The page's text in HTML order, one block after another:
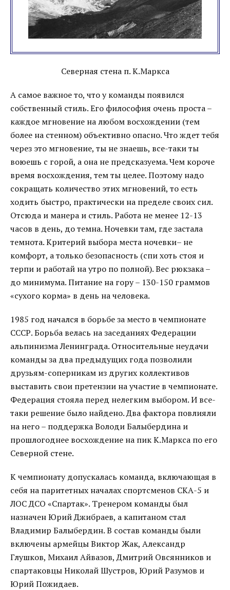
Северная стена п. К.Маркса
А самое важное то, что у команды появился
собственный стиль. Его философия очень проста –
каждое мгновение на любом восхождении (тем
более на стенном) объективно опасно. Что ждет тебя
через это мгновение, ты не знаешь, все-таки ты
воюешь с горой, а она не предсказуема. Чем короче
время восхождения, тем ты целее. Поэтому надо
сокращать количество этих мгновений, то есть
ходить быстро, практически на пределе своих сил.
Отсюда и манера и стиль. Работа не менее 12-13
часов в день, до темна. Ночевки там, где застала
темнота. Критерий выбора места ночевки– не
комфорт, а только безопасность (спи хоть стоя и
терпи и работай на утро по полной). Вес рюкзака –
до минимума. Питание на гору – 130-150 граммов
«сухого корма» в день на человека.
1985 год начался в борьбе за место в чемпионате
СССР. Борьба велась на заседаниях Федерации
альпинизма Ленинграда. Относительные неудачи
команды за два предыдущих года позволили
друзьям-соперникам из других коллективов
выставить свои претензии на участие в чемпионате.
Федерация стояла перед нелегким выбором. И все-
таки решение было найдено. Два фактора повлияли
на него – поддержка Володи Балыбердина и
прошлогоднее восхождение на пик К.Маркса по его
Северной стене.
К чемпионату допускалась команда, включающая в
себя на паритетных началах спортсменов СКА-5 и
ЛОС ДСО «Спартак». Тренером команды был
назначен Юрий Джибраев, а капитаном стал
Владимир Балыбердин. В состав команды были
включены армейцы Виктор Жак, Александр
Глушков, Михаил Айвазов, Дмитрий Овсянников и
спартаковцы Николай Шустров, Юрий Разумов и
Юрий Пожидаев.